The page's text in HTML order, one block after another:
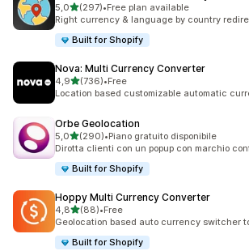
5,0stelle su 5
(297)
297 recensioni totali
•Free plan available
Right currency & language by country
Built for Shopify
Nova: Multi Currency Converter
4,9stelle su 5
(736)
736 recensioni totali
•Free
Location based customizable automatic
Orbe Geolocation
5,0stelle su 5
(290)
290 recensioni totali
•Piano gratuito disponibile
Dirotta clienti con un popup con marchio
Built for Shopify
Hoppy Multi Currency Converter
4,8stelle su 5
(88)
88 recensioni totali
•Free
Geolocation based auto currency switcher
Built for Shopify